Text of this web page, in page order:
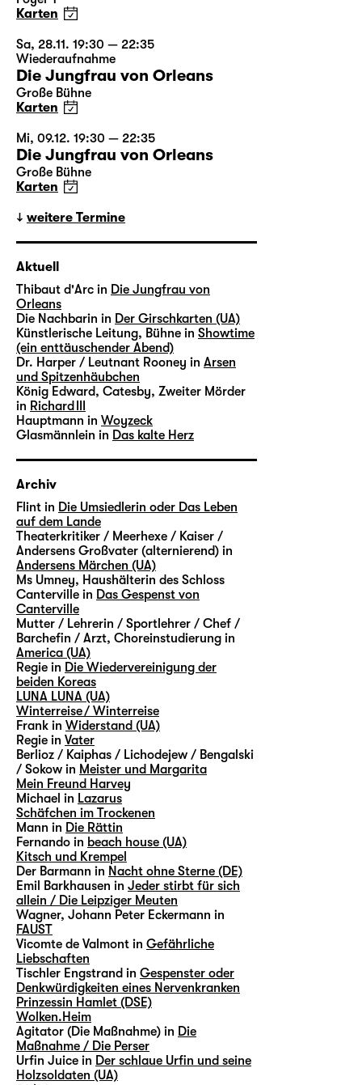
Karten
Sa, 28.11. 19:30 — 22:35
Wiederaufnahme
Die Jungfrau von Orleans
Große Bühne
Karten
Mi, 09.12. 19:30 — 22:35
Die Jungfrau von Orleans
Große Bühne
Karten
weitere Termine
Aktuell
Thibaut d'Arc in Die Jungfrau von
Orleans
Die Nachbarin in Der Girschkarten (UA)
Künstlerische Leitung, Bühne in Showtime
(ein enttäuschender Abend)
Dr. Harper / Leutnant Rooney in Arsen
und Spitzenhäubchen
König Edward, Catesby, Zweiter Mörder
in Richard III
Hauptmann in Woyzeck
Glasmännlein in Das kalte Herz
Archiv
Flint in Die Umsiedlerin oder Das Leben
auf dem Lande
Theaterkritiker / Meerhexe / Kaiser /
Andersens Großvater (alternierend) in
Andersens Märchen (UA)
Ms Umney, Haushälterin des Schloss
Canterville in Das Gespenst von
Canterville
Mutter / Lehrerin / Sportlehrer / Chef /
Barchefin / Arzt, Choreinstudierung in
America (UA)
Regie in Die Wiedervereinigung der
beiden Koreas
LUNA LUNA (UA)
Winterreise / Winterreise
Frank in Widerstand (UA)
Regie in Vater
Berlioz / Kaiphas / Lichodejew / Bengalski
/ Sokow in Meister und Margarita
Mein Freund Harvey
Michael in Lazarus
Schäfchen im Trockenen
Mann in Die Rättin
Fernando in beach house (UA)
Kitsch und Krempel
Der Barmann in Nacht ohne Sterne (DE)
Emil Barkhausen in Jeder stirbt für sich
allein / Die Leipziger Meuten
Wagner, Johann Peter Eckermann in
FAUST
Vicomte de Valmont in Gefährliche
Liebschaften
Tischler Engstrand in Gespenster oder
Denkwürdigkeiten eines Nervenkranken
Prinzessin Hamlet (DSE)
Wolken.Heim
Agitator (Die Maßnahme) in Die
Maßnahme / Die Perser
Urfin Juice in Der schlaue Urfin und seine
Holzsoldaten (UA)